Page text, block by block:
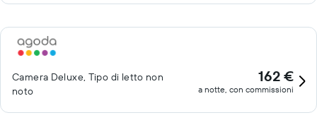
Camera Deluxe, Tipo di letto non
noto
162 €
a notte, con commissioni